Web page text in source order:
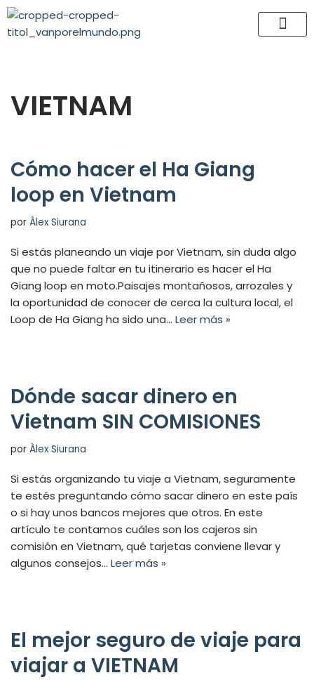
Saltar
VIETNAM
Cómo hacer el Ha Giang
loop en Vietnam
por Àlex Siurana
Si estás planeando un viaje por Vietnam, sin duda algo
que no puede faltar en tu itinerario es hacer el Ha
Giang loop en moto.Paisajes montañosos, arrozales y
la oportunidad de conocer de cerca la cultura local, el
Loop de Ha Giang ha sido una… Leer más »
Dónde sacar dinero en
Vietnam SIN COMISIONES
por Àlex Siurana
Si estás organizando tu viaje a Vietnam, seguramente
te estés preguntando cómo sacar dinero en este país
o si hay unos bancos mejores que otros. En este
artículo te contamos cuáles son los cajeros sin
comisión en Vietnam, qué tarjetas conviene llevar y
algunos consejos… Leer más »
El mejor seguro de viaje para
viajar a VIETNAM